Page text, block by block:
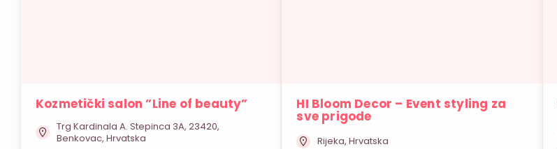
Kozmetički salon ”Line of beauty”
Trg Kardinala A. Stepinca 3A, 23420,
Benkovac, Hrvatska
HI Bloom Decor – Event styling za
sve prigode
Rijeka, Hrvatska